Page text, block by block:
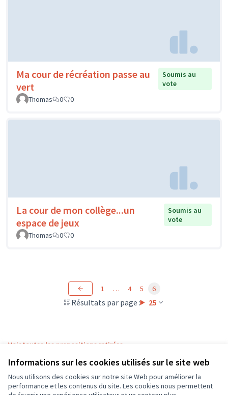
Informations sur les cookies utilisés sur le site web
Nous utilisons des cookies sur notre site Web pour améliorer la
performance et les contenus du site. Les cookies nous permettent
Ma cour de récréation passe au
vert
Soumis au
vote
Thomas
0 0
La cour de mon collège...un
espace de jeux
Soumis au
vote
Thomas
0 0
Résultats par page : 25
1 … 4 5 6
Voir toutes les propositions retirées
Conditions d'utilisation
Paramètres des cookies